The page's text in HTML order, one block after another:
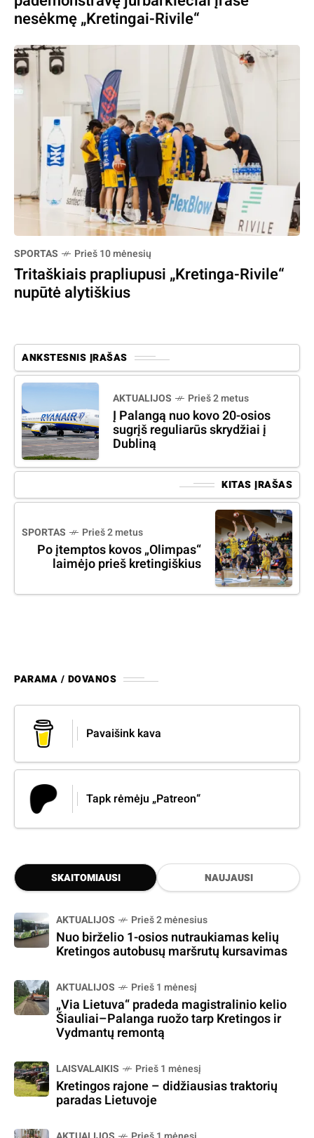
nesėkmę „Kretingai-Rivile“
SPORTAS Prieš 10 mėnesių
Tritaškiais prapliupusi „Kretinga-Rivile“
nupūtė alytiškius
ANKSTESNIS ĮRAŠAS
AKTUALIJOS Prieš 2 metus
Į Palangą nuo kovo 20-osios
sugrįš reguliarūs skrydžiai į
Dubliną
KITAS ĮRAŠAS
SPORTAS Prieš 2 metus
Po įtemptos kovos „Olimpas“
laimėjo prieš kretingiškius
PARAMA / DOVANOS
Pavaišink kava
Tapk rėmėju „Patreon“
SKAITOMIAUSI NAUJAUSI
AKTUALIJOS Prieš 2 mėnesius
Nuo birželio 1-osios nutraukiamas kelių
Kretingos autobusų maršrutų kursavimas
AKTUALIJOS Prieš 1 mėnesį
„Via Lietuva“ pradeda magistralinio kelio
Šiauliai–Palanga ruožo tarp Kretingos ir
Vydmantų remontą
LAISVALAIKIS Prieš 1 mėnesį
Kretingos rajone – didžiausias traktorių
paradas Lietuvoje